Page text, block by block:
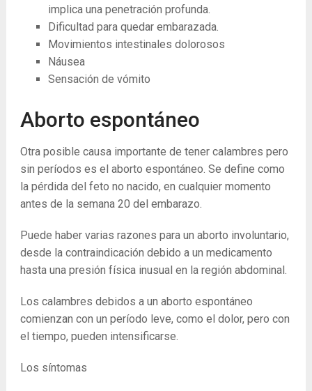
implica una penetración profunda.
Dificultad para quedar embarazada.
Movimientos intestinales dolorosos
Náusea
Sensación de vómito
Aborto espontáneo
Otra posible causa importante de tener calambres pero
sin períodos es el aborto espontáneo. Se define como
la pérdida del feto no nacido, en cualquier momento
antes de la semana 20 del embarazo.
Puede haber varias razones para un aborto involuntario,
desde la contraindicación debido a un medicamento
hasta una presión física inusual en la región abdominal.
Los calambres debidos a un aborto espontáneo
comienzan con un período leve, como el dolor, pero con
el tiempo, pueden intensificarse.
Los síntomas